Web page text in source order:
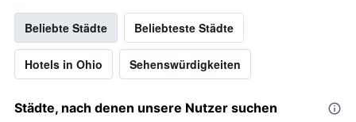
Beliebte Städte Beliebteste Städte
Hotels in Ohio Sehenswürdigkeiten
Städte, nach denen unsere Nutzer suchen